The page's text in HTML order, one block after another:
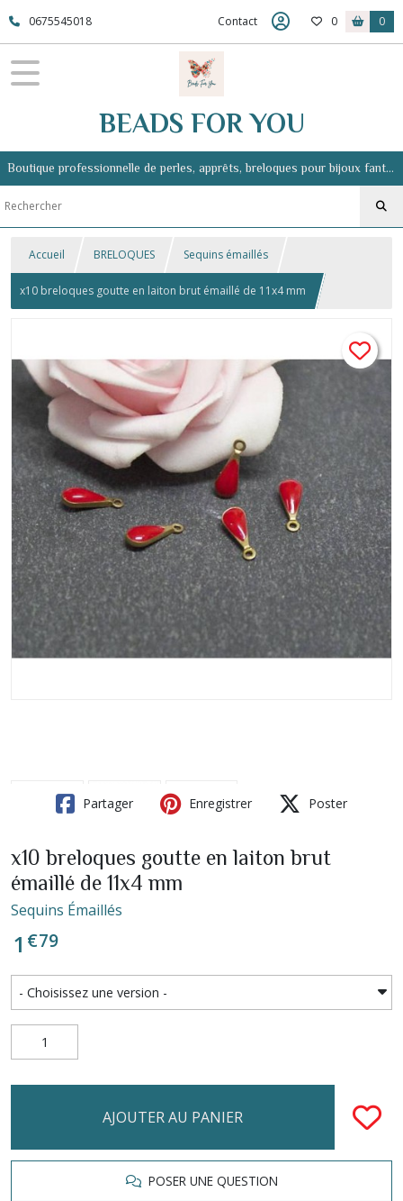
0675545018 Contact 0 0
BEADS FOR YOU
Boutique professionnelle de perles, apprêts, breloques pour bijoux fantaisie
Accueil BRELOQUES Sequins émaillés
x10 breloques goutte en laiton brut émaillé de 11x4 mm
Partager Enregistrer Poster
x10 breloques goutte en laiton brut
émaillé de 11x4 mm
Sequins Émaillés
1 €79
AJOUTER AU PANIER
POSER UNE QUESTION